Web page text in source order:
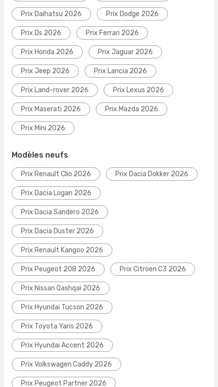
Prix Daihatsu 2026 Prix Dodge 2026
Prix Ds 2026 Prix Ferrari 2026
Prix Honda 2026 Prix Jaguar 2026
Prix Jeep 2026 Prix Lancia 2026
Prix Land-rover 2026 Prix Lexus 2026
Prix Maserati 2026 Prix Mazda 2026
Prix Mini 2026
Modèles neufs
Prix Renault Clio 2026 Prix Dacia Dokker 2026
Prix Dacia Logan 2026
Prix Dacia Sandero 2026
Prix Dacia Duster 2026
Prix Renault Kangoo 2026
Prix Peugeot 208 2026 Prix Citroen C3 2026
Prix Nissan Qashqai 2026
Prix Hyundai Tucson 2026
Prix Toyota Yaris 2026
Prix Hyundai Accent 2026
Prix Volkswagen Caddy 2026
Prix Peugeot Partner 2026